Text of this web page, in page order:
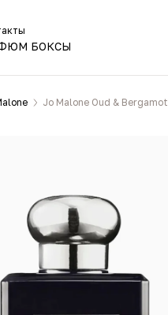
БОКСЫ
Jo Malone Oud & Bergamot